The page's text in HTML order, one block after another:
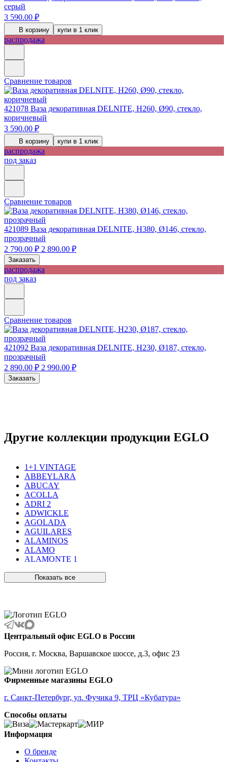
серый
3 590.00 ₽
В корзину купи в 1 клик
распродажа
Сравнение товаров
421078 Ваза декоративная DELNITE, H260, Ø90, стекло,
коричневый
3 590.00 ₽
В корзину купи в 1 клик
распродажа
под заказ
Сравнение товаров
421089 Ваза декоративная DELNITE, H380, Ø146, стекло,
прозрачный
2 790.00 ₽ 2 890.00 ₽
Заказать
распродажа
под заказ
Сравнение товаров
421092 Ваза декоративная DELNITE, H230, Ø187, стекло,
прозрачный
2 890.00 ₽ 2 990.00 ₽
Заказать
Другие коллекции продукции EGLO
1+1 VINTAGE
ABBEYLARA
ABUCAY
ACOLLA
ADRI 2
ADWICKLE
AGOLADA
AGUILARES
ALAMINOS
ALAMO
ALAMONTE 1
ALBARACCIN
ALCUDIA
ALDERNEY
ALMANZORA
ALMEIDA
ALMEIDA 2
ALMONTE
ALMUDAINA
ALOBRASE
ALSAGER
ALVEZ
AMADORA
AMAKUSA
AMBATOBE
Показать все
Центральный офис EGLO в России
Россия, г. Москва, Варшавское шоссе, д.3, офис 23
Фирменные магазины EGLO
г. Санкт-Петербург, ул. Фучика 9, ТРЦ «Кубатура»
Способы оплаты
Информация
О бренде